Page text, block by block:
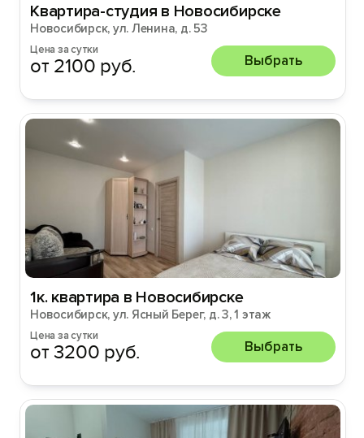
Квартира-студия в Новосибирске
Новосибирск, ул. Ленина, д. 53
Цена за сутки
от 2100 руб. Выбрать
1к. квартира в Новосибирске
Новосибирск, ул. Ясный Берег, д. 3, 1 этаж
Цена за сутки
от 3200 руб. Выбрать